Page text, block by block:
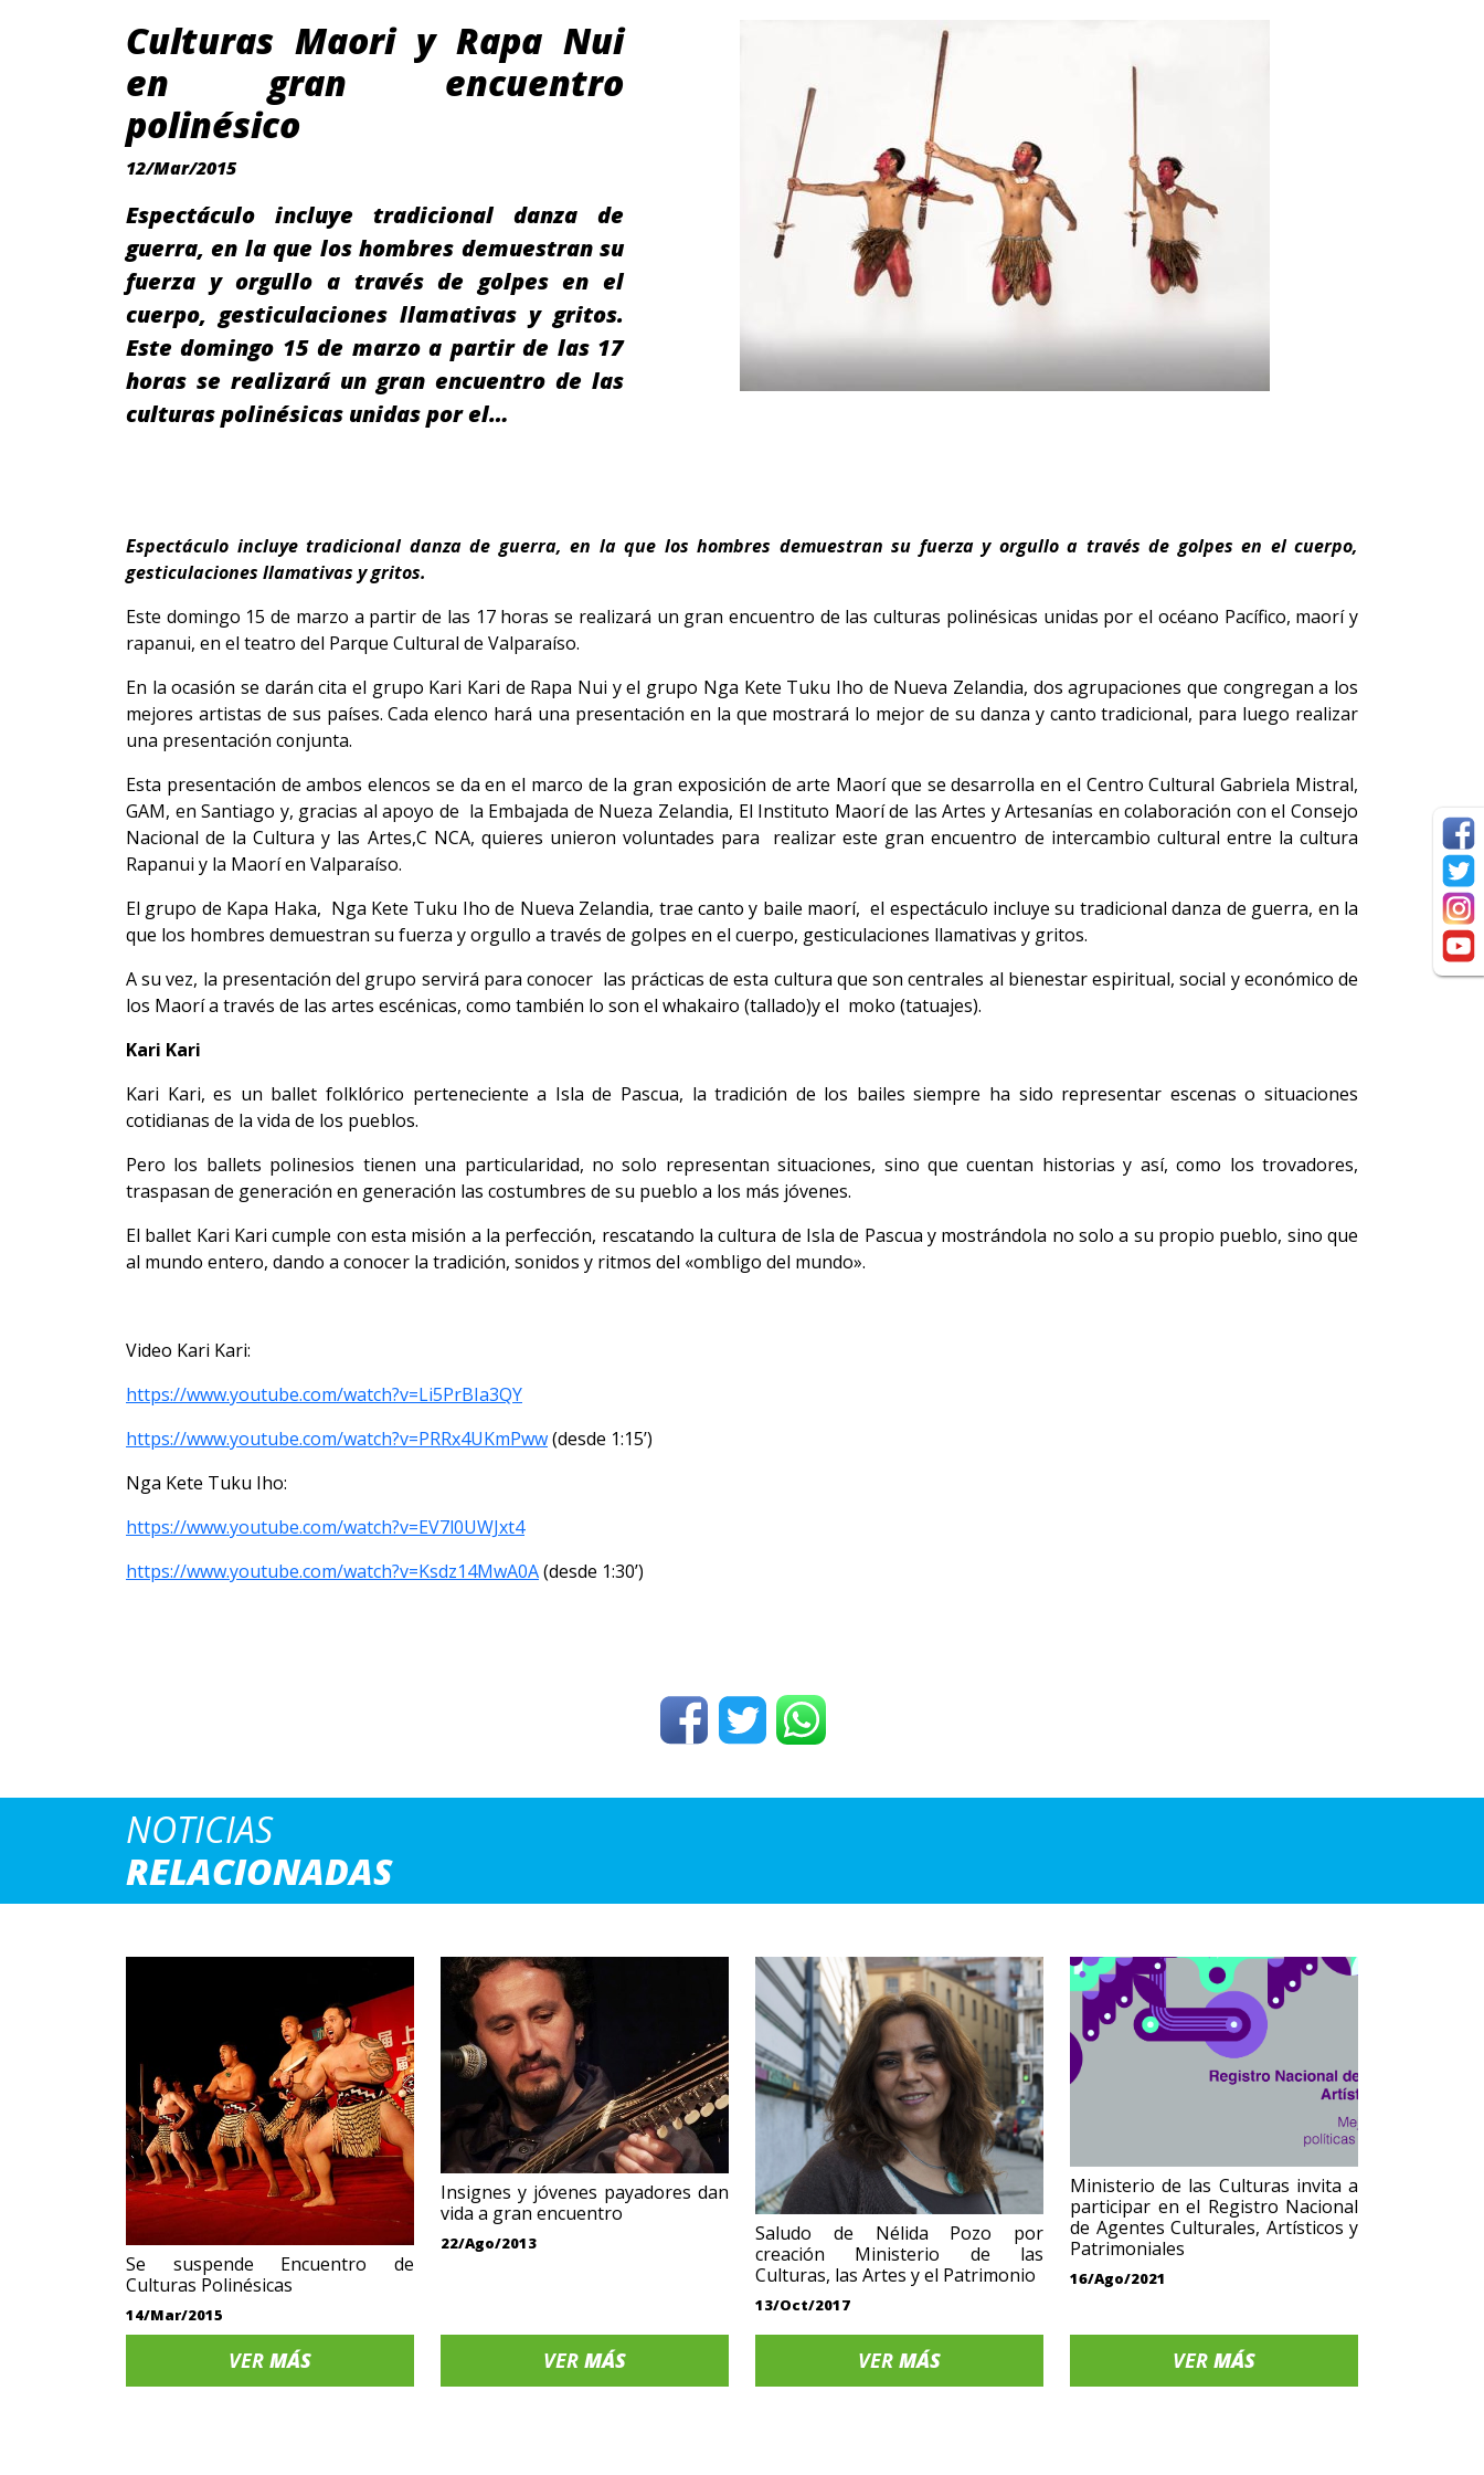
Culturas Maori y Rapa Nui
en gran encuentro
polinésico
12/Mar/2015
Espectáculo incluye tradicional danza de
guerra, en la que los hombres demuestran su
fuerza y orgullo a través de golpes en el
cuerpo, gesticulaciones llamativas y gritos.
Este domingo 15 de marzo a partir de las 17
horas se realizará un gran encuentro de las
culturas polinésicas unidas por el…
Espectáculo incluye tradicional danza de guerra, en la que los hombres demuestran su fuerza y orgullo a través de golpes en el cuerpo,
gesticulaciones llamativas y gritos.
Este domingo 15 de marzo a partir de las 17 horas se realizará un gran encuentro de las culturas polinésicas unidas por el océano Pacífico, maorí y
rapanui, en el teatro del Parque Cultural de Valparaíso.
En la ocasión se darán cita el grupo Kari Kari de Rapa Nui y el grupo Nga Kete Tuku Iho de Nueva Zelandia, dos agrupaciones que congregan a los
mejores artistas de sus países. Cada elenco hará una presentación en la que mostrará lo mejor de su danza y canto tradicional, para luego realizar
una presentación conjunta.
Esta presentación de ambos elencos se da en el marco de la gran exposición de arte Maorí que se desarrolla en el Centro Cultural Gabriela Mistral,
GAM, en Santiago y, gracias al apoyo de la Embajada de Nueza Zelandia, El Instituto Maorí de las Artes y Artesanías en colaboración con el Consejo
Nacional de la Cultura y las Artes,C NCA, quieres unieron voluntades para realizar este gran encuentro de intercambio cultural entre la cultura
Rapanui y la Maorí en Valparaíso.
El grupo de Kapa Haka, Nga Kete Tuku Iho de Nueva Zelandia, trae canto y baile maorí, el espectáculo incluye su tradicional danza de guerra, en la
que los hombres demuestran su fuerza y orgullo a través de golpes en el cuerpo, gesticulaciones llamativas y gritos.
A su vez, la presentación del grupo servirá para conocer las prácticas de esta cultura que son centrales al bienestar espiritual, social y económico de
los Maorí a través de las artes escénicas, como también lo son el whakairo (tallado)y el moko (tatuajes).
Kari Kari
Kari Kari, es un ballet folklórico perteneciente a Isla de Pascua, la tradición de los bailes siempre ha sido representar escenas o situaciones
cotidianas de la vida de los pueblos.
Pero los ballets polinesios tienen una particularidad, no solo representan situaciones, sino que cuentan historias y así, como los trovadores,
traspasan de generación en generación las costumbres de su pueblo a los más jóvenes.
El ballet Kari Kari cumple con esta misión a la perfección, rescatando la cultura de Isla de Pascua y mostrándola no solo a su propio pueblo, sino que
al mundo entero, dando a conocer la tradición, sonidos y ritmos del «ombligo del mundo».
Video Kari Kari:
https://www.youtube.com/watch?v=Li5PrBIa3QY
https://www.youtube.com/watch?v=PRRx4UKmPww(desde 1:15’)
Nga Kete Tuku Iho:
https://www.youtube.com/watch?v=EV7l0UWJxt4
https://www.youtube.com/watch?v=Ksdz14MwA0A(desde 1:30’)
NOTICIAS
RELACIONADAS
Se suspende Encuentro de
Culturas Polinésicas
14/Mar/2015
VER MÁS
Insignes y jóvenes payadores dan
vida a gran encuentro
22/Ago/2013
VER MÁS
Saludo de Nélida Pozo por
creación Ministerio de las
Culturas, las Artes y el Patrimonio
13/Oct/2017
VER MÁS
Ministerio de las Culturas invita a
participar en el Registro Nacional
de Agentes Culturales, Artísticos y
Patrimoniales
16/Ago/2021
VER MÁS